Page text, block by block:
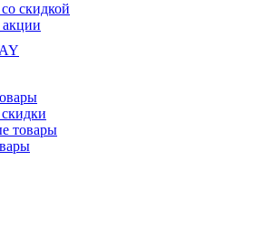
скидкой
товары